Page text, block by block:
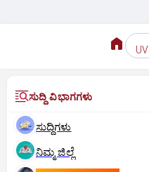
UV
ಸುದ್ದಿ ವಿಭಾಗಗಳು
ಸುದ್ದಿಗಳು
ನಿಮ್ಮ ಜಿಲ್ಲೆ